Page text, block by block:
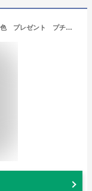
ミニチュア楽器ブックマーカー ト音記号 全5色 プレゼント プチギフト